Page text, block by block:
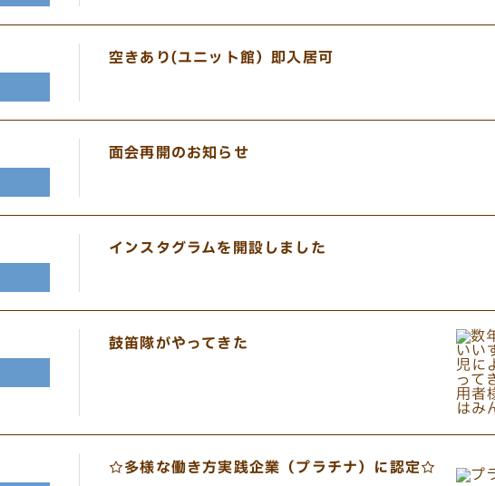
空きあり(ユニット館）即入居可
面会再開のお知らせ
インスタグラムを開設しました
鼓笛隊がやってきた
☆多様な働き方実践企業（プラチナ）に認定☆